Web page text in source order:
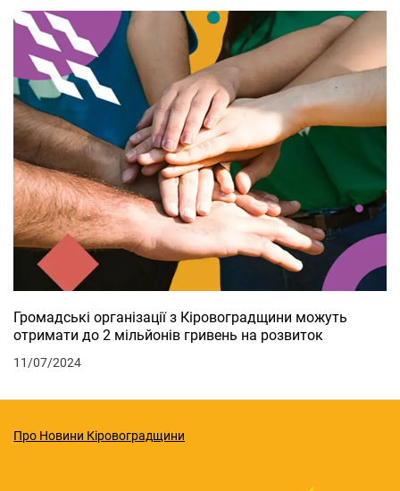
Громадські організації з Кіровоградщини можуть
отримати до 2 мільйонів гривень на розвиток
11/07/2024
Про Новини Кіровоградщини